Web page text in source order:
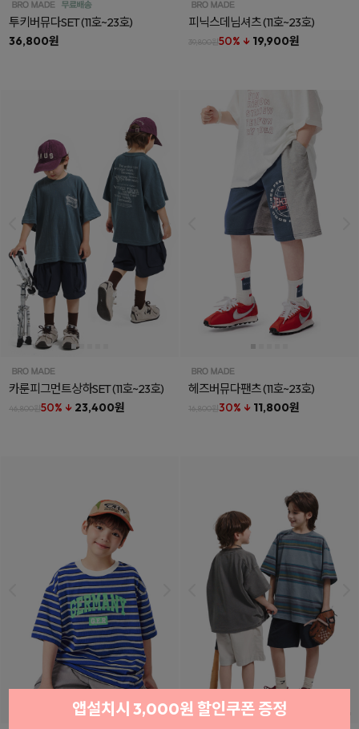
투키버뮤다SET(11호~23호)
36,800원
피닉스데님셔츠(11호~23호)
39,800원50% ↓ 19,900원
카룬피그먼트상하SET(11호~23호)
46,800원50% ↓ 23,400원
헤즈버뮤다팬츠(11호~23호)
16,800원30% ↓ 11,800원
앱설치시 3,000원 할인쿠폰 증정